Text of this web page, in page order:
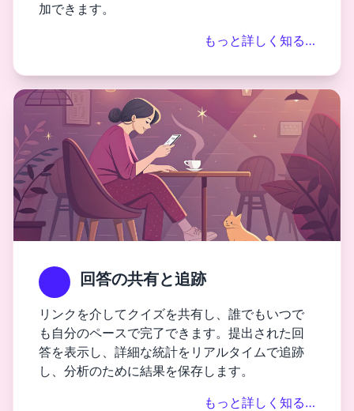
加できます。
もっと詳しく知る…
回答の共有と追跡
リンクを介してクイズを共有し、誰でもいつで
も自分のペースで完了できます。提出された回
答を表示し、詳細な統計をリアルタイムで追跡
し、分析のために結果を保存します。
もっと詳しく知る…